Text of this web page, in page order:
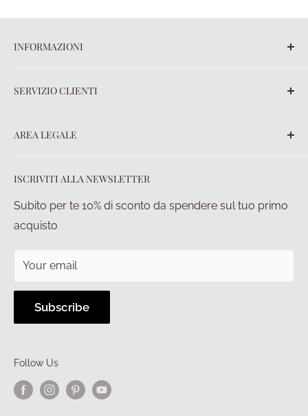
ISCRIVITI ALLA NEWSLETTER
Subito per te 10% di sconto da spendere sul tuo primo
acquisto
Your email
Subscribe
INFORMAZIONI
Chi siamo
SERVIZIO CLIENTI
Ordini
Pagamenti
Diritto di recesso
AREA LEGALE
Privacy policy
Condizioni di vendita
Follow Us